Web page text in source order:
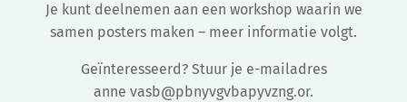
Je kunt deelnemen aan een workshop waarin we
samen posters maken – meer informatie volgt.
Geïnteresseerd? Stuur je e-mailadres
anne vasb@pbnyvgvbapyvzng.or.